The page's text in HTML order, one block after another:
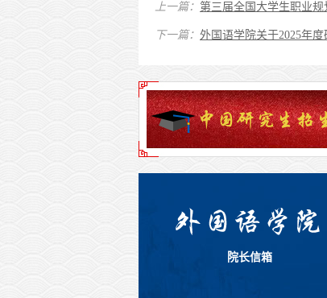
上一篇： 第三届全国大学生职业
下一篇： 外国语学院关于2025年
院长信箱